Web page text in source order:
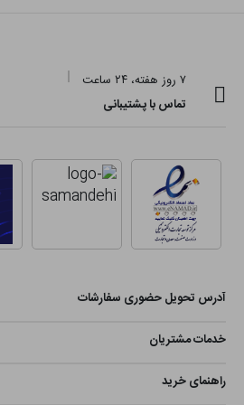
۷ روز هفته، ۲۴ ساعت
تماس با پشتیبانی
آدرس تحویل حضوری سفارشات
خدمات مشتریان
راهنمای خرید